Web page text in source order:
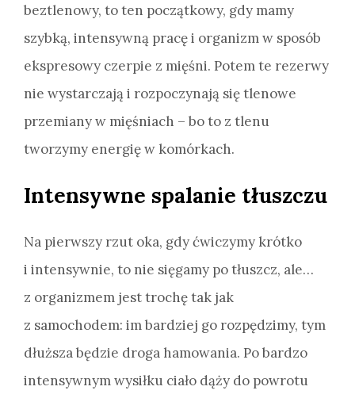
beztlenowy, to ten początkowy, gdy mamy
szybką, intensywną pracę i organizm w sposób
ekspresowy czerpie z mięśni. Potem te rezerwy
nie wystarczają i rozpoczynają się tlenowe
przemiany w mięśniach – bo to z tlenu
tworzymy energię w komórkach.
Intensywne spalanie tłuszczu
Na pierwszy rzut oka, gdy ćwiczymy krótko
i intensywnie, to nie sięgamy po tłuszcz, ale…
z organizmem jest trochę tak jak
z samochodem: im bardziej go rozpędzimy, tym
dłuższa będzie droga hamowania. Po bardzo
intensywnym wysiłku ciało dąży do powrotu